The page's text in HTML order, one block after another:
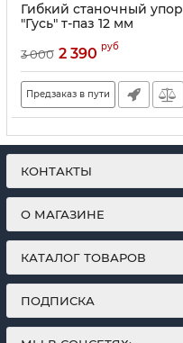
Гибкий станочный упор
"Гусь" т-паз 12 мм
3 000 2 390 руб
Предзаказ в пути
КОНТАКТЫ
О МАГАЗИНЕ
КАТАЛОГ ТОВАРОВ
ПОДПИСКА